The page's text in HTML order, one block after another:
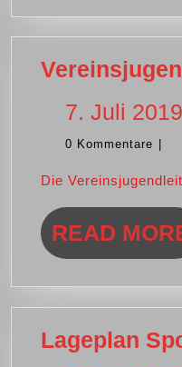
7. Juli 2019
0 Kommentare
Die
READ
Lageplan